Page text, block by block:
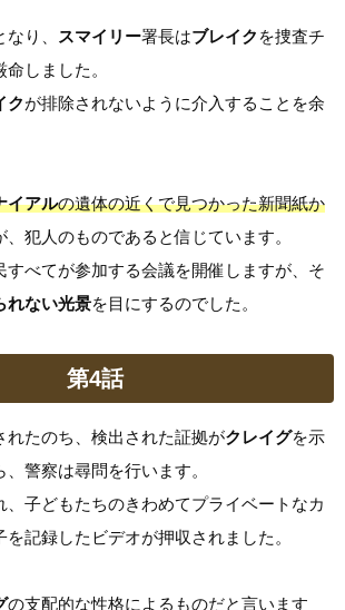
り、 スマイリー署長はブレイク を捜査チ
しました。
クが排除されないように介入することを余
イアルの遺体の近くで見つかった新聞紙か
、犯人のものであると信じています。
すべてが参加する会議を開催しますが、そ
れない光景を目にするのでした。
第4話
れたのち、検出された証拠がクレイグを示
警察は尋問を行います。
、子どもたちのきわめてプライベートなカ
記録したビデオが押収されました。
の支配的な性格によるものだと言います